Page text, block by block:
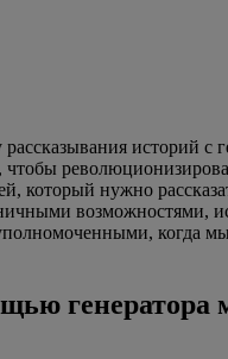
историй с
чтобы
который нужно
возможностями,
когда